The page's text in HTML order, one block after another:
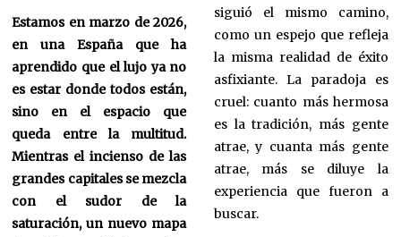
Estamos en marzo de 2026,
en una España que ha
aprendido que el lujo ya no
es estar donde todos están,
sino en el espacio que
queda entre la multitud.
Mientras el incienso de las
grandes capitales se mezcla
con el sudor de la
saturación, un nuevo mapa
siguió el mismo camino,
como un espejo que refleja
la misma realidad de éxito
asfixiante. La paradoja es
cruel: cuanto más hermosa
es la tradición, más gente
atrae, y cuanta más gente
atrae, más se diluye la
experiencia que fueron a
buscar.